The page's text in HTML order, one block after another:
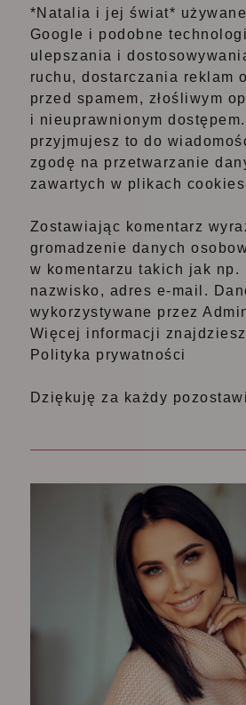
*Natalia i jej świat*
Google i podobne
ulepszania i
ruchu, dostarczania reklam
przed spamem, złośliwym
i nieuprawnionym
przyjmujesz to do
zgodę na przetwarzanie
zawartych w plikach
Zostawiając komentarz
gromadzenie danych
w komentarzu takich jak np.
nazwisko, adres e-mail.
wykorzystywane przez
Więcej informacji znajdziesz
Polityka prywatności
Dziękuję za każdy